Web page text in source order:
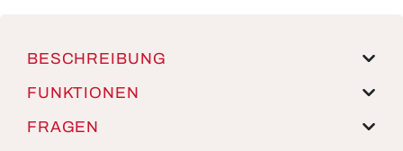
BESCHREIBUNG
FUNKTIONEN
FRAGEN